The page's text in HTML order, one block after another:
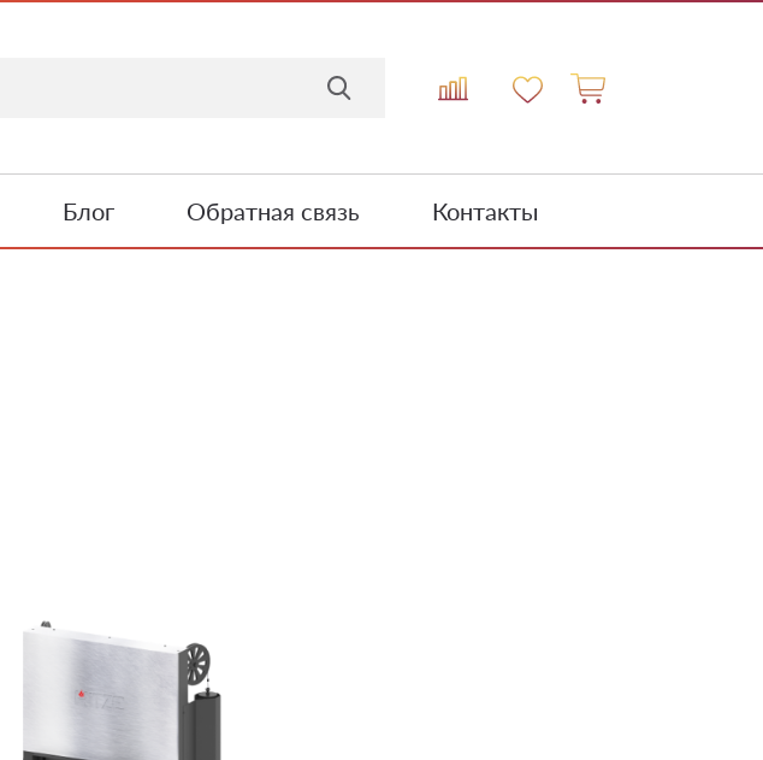
Блог Обратная связь Контакты